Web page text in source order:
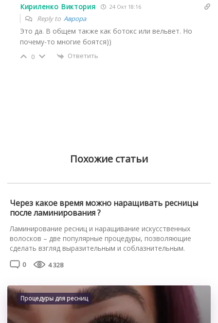
Кириленко Виктория 24 Окт 18:16
Reply to Аврора
Это да. В общем также как ботокс или вельвет. Но
почему-то многие боятся))
0 Ответить
Похожие статьи
Через какое время можно наращивать ресницы
после ламинирования ?
Ламинирование ресниц и наращивание искусственных
волосков – две популярные процедуры, позволяющие
сделать взгляд выразительным и соблазнительным.
Во ходе процедуры ламинирования натуральные реснички
концентрацией витаминов и минералов. Действие
восстанавливающих профессиональных средств
направлено на оздоровление натуральных волосков, их
интенсивное питание. При использовании ламинирующих
0 4 328
Процедуры для ресниц